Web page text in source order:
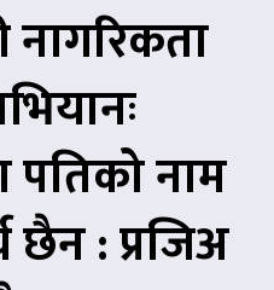
नागरिकता
पतिको नाम
छैन : प्रजिअ